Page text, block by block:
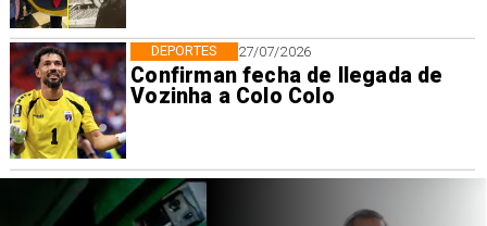
27/07/2026
Confirman fecha de llegada de
Vozinha a Colo Colo
DEPORTES